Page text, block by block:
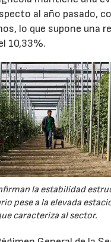
al año pasado,
lo que supone una
10,33%.
la estabilidad
pese a la elevada
caracteriza al sector.